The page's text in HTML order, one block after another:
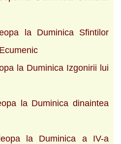
la Duminica Sfintilor
la Duminica Izgonirii lui
la Duminica dinaintea
la Duminica a IV-a